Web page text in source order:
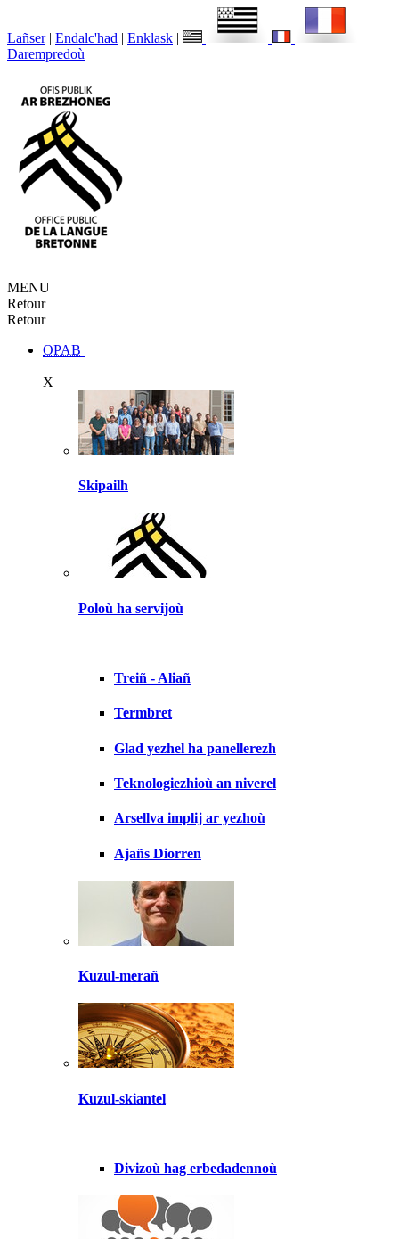
Lañser | Endalc'had | Enklask |
Darempredoù
MENU
Retour
Retour
OPAB
X
Skipailh
Poloù ha servijoù
Treiñ - Aliañ
Termbret
Glad yezhel ha panellerezh
Teknologiezhioù an niverel
Arsellva implij ar yezhoù
Ajañs Diorren
Kuzul-merañ
Kuzul-skiantel
Divizoù hag erbedadennoù